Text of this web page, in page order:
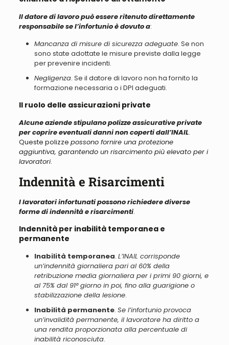
Il datore di lavoro può essere ritenuto direttamente
responsabile se l’infortunio è dovuto a:
Mancanza di misure di sicurezza adeguate. Se non
sono state adottate le misure previste dalla legge
per prevenire incidenti.
Negligenza. Se il datore di lavoro non ha fornito la
formazione necessaria o i DPI adeguati.
Il ruolo delle assicurazioni private
Alcune aziende stipulano polizze assicurative private
per coprire eventuali danni non coperti dall’INAIL.
Queste polizze possono fornire una protezione
aggiuntiva, garantendo un risarcimento più elevato per i
lavoratori.
Indennità e Risarcimenti
I lavoratori infortunati possono richiedere diverse
forme di indennità e risarcimenti.
Indennità per inabilità temporanea e
permanente
Inabilità temporanea. L’INAIL corrisponde
un’indennità giornaliera pari al 60% della
retribuzione media giornaliera per i primi 90 giorni, e
al 75% dal 91° giorno in poi, fino alla guarigione o
stabilizzazione della lesione.
Inabilità permanente. Se l’infortunio provoca
un’invalidità permanente, il lavoratore ha diritto a
una rendita proporzionata alla percentuale di
inabilità riconosciuta.